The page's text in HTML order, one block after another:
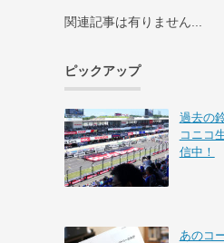
関連記事は有りません...
ピックアップ
過去の
コニコ
信中！
あのコ